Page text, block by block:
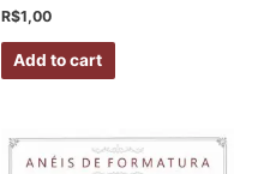
R$1,00
Add to cart